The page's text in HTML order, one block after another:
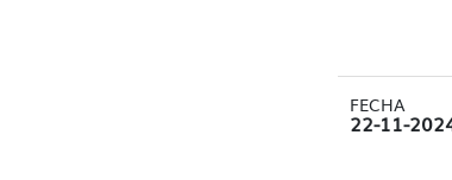
FECHA
22-11-